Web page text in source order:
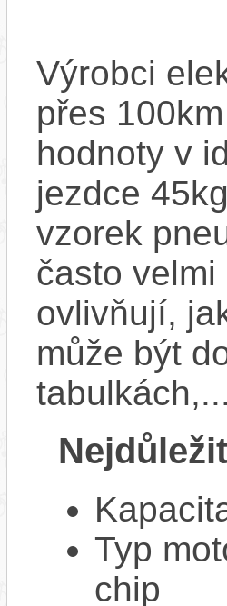
Výrobci
přes
hodnoty v
jezdce
vzorek
často
ovlivňují,
může být
tabulkách,...
Typ
chip